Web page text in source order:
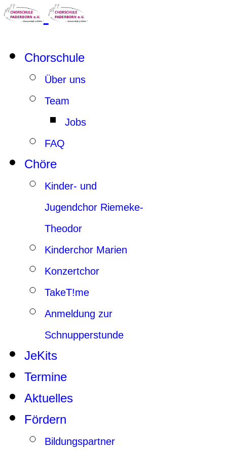
Chorschule
Über uns
Team
Jobs
FAQ
Chöre
Kinder- und
Jugendchor Riemeke-
Theodor
Kinderchor Marien
Konzertchor
TakeT!me
Anmeldung zur
Schnupperstunde
JeKits
Termine
Aktuelles
Fördern
Bildungspartner